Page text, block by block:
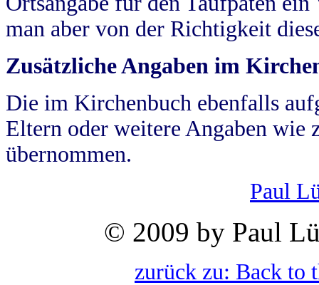
man aber von der Richtigkeit
Zusätzliche Angaben im
Die im Kirchenbuch ebenfalls
Eltern oder weitere Angaben wie
übernommen.
Paul
© 2009 by Paul
zurück zu: Back to